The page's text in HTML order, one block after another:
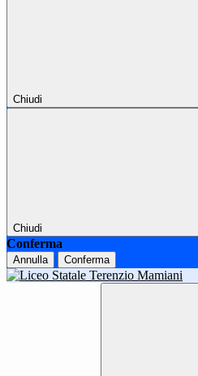
Chiudi
Chiudi
Conferma
Annulla Conferma